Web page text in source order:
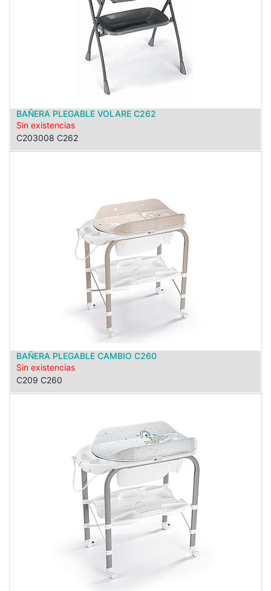
BAÑERA PLEGABLE VOLARE C262
Sin existencias
C203008 C262
BAÑERA PLEGABLE CAMBIO C260
Sin existencias
C209 C260